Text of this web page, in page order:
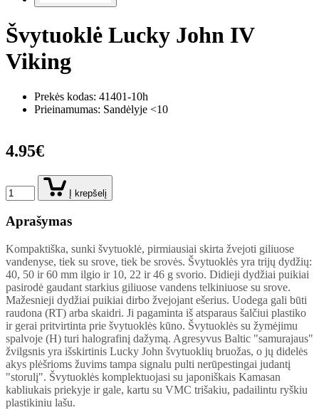
Švytuoklė Lucky John IV
Viking
Prekės kodas: 41401-10h
Prieinamumas: Sandėlyje <10
4.95€
Į krepšelį
Aprašymas
Kompaktiška, sunki švytuoklė, pirmiausiai skirta žvejoti giliuose
vandenyse, tiek su srove, tiek be srovės. Švytuoklės yra trijų dydžių:
40, 50 ir 60 mm ilgio ir 10, 22 ir 46 g svorio. Didieji dydžiai puikiai
pasirodė gaudant starkius giliuose vandens telkiniuose su srove.
Mažesnieji dydžiai puikiai dirbo žvejojant ešerius. Uodega gali būti
raudona (RT) arba skaidri. Ji pagaminta iš atsparaus šalčiui plastiko
ir gerai pritvirtinta prie švytuoklės kūno. Švytuoklės su žymėjimu
spalvoje (H) turi halografinį dažymą. Agresyvus Baltic "samurajaus"
žvilgsnis yra išskirtinis Lucky John švytuoklių bruožas, o jų didelės
akys plėšrioms žuvims tampa signalu pulti nerūpestingai judantį
"storulį". Švytuoklės komplektuojasi su japoniškais Kamasan
kabliukais priekyje ir gale, kartu su VMC trišakiu, padailintu ryškiu
plastikiniu lašu.